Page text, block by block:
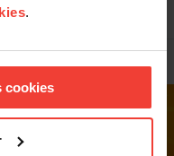
.
cookies